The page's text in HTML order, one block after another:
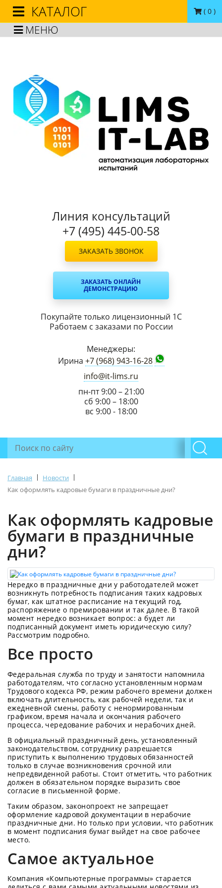
МЕНЮ
( 0 )
Линия консультаций
+7 (495) 445-00-58
ЗАКАЗАТЬ ЗВОНОК
ЗАКАЗАТЬ ОНЛАЙН
ДЕМОНСТРАЦИЮ
Покупайте только лицензионный 1С
Работаем с заказами по России
Менеджеры:
Ирина +7 (968) 943-16-28
info@it-lims.ru
пн-пт 9:00 – 21:00
сб 9:00 – 18:00
вс 9:00 - 18:00
КАТАЛОГ
Главная | Новости
|
Как оформлять кадровые бумаги в праздничные дни?
Как оформлять кадровые
бумаги в праздничные
дни?
Нередко в праздничные дни у работодателей может
возникнуть потребность подписания таких кадровых
бумаг, как штатное расписание на текущий год,
распоряжение о премировании и так далее. В такой
момент нередко возникает вопрос: а будет ли
подписанный документ иметь юридическую силу?
Рассмотрим подробно.
Все просто
Федеральная служба по труду и занятости напомнила
работодателям, что согласно установленным нормам
Трудового кодекса РФ, режим рабочего времени должен
включать длительность, как рабочей недели, так и
ежедневной смены, работу с ненормированным
графиком, время начала и окончания рабочего
процесса, чередование рабочих и нерабочих дней.
В официальный праздничный день, установленный
законодательством, сотруднику разрешается
приступить к выполнению трудовых обязанностей
только в случае возникновения срочной или
непредвиденной работы. Стоит отметить, что работник
должен в обязательном порядке выразить свое
согласие в письменной форме.
Таким образом, законопроект не запрещает
оформление кадровой документации в нерабочие
праздничные дни. Но только при условии, что работник
в момент подписания бумаг выйдет на свое рабочее
место.
Самое актуальное
Компания «Компьютерные программы» старается